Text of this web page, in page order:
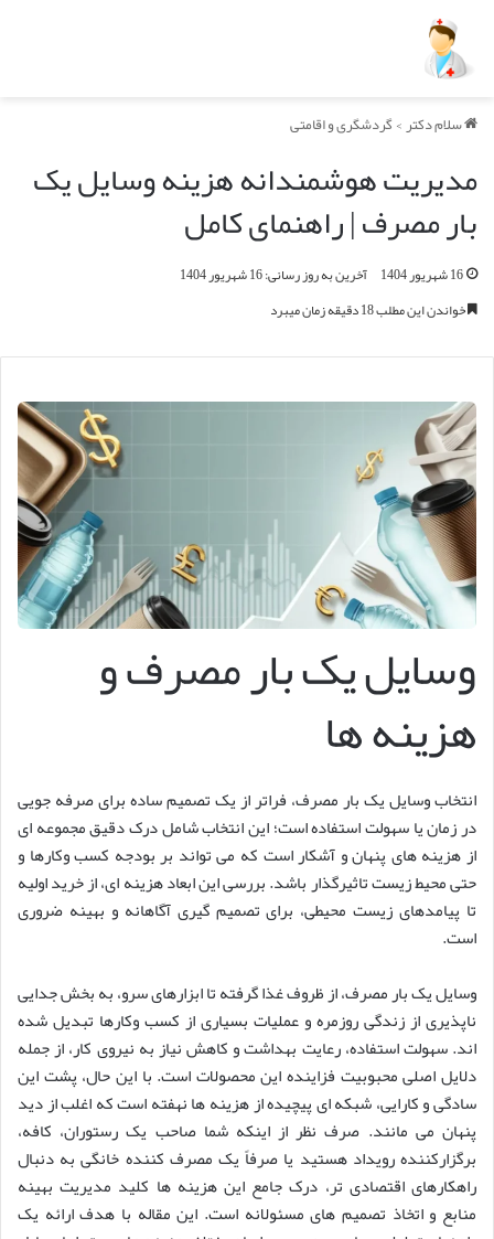
سلام دکتر>گردشگری و اقامتی
مدیریت هوشمندانه هزینه وسایل یک
بار مصرف | راهنمای کامل
16 شهریور 1404
آخرین به روز رسانی: 16 شهریور 1404
خواندن این مطلب 18 دقیقه زمان میبرد
وسایل یک بار مصرف و
هزینه ها
انتخاب وسایل یک بار مصرف، فراتر از یک تصمیم ساده برای صرفه جویی
در زمان یا سهولت استفاده است؛ این انتخاب شامل درک دقیق مجموعه ای
از هزینه های پنهان و آشکار است که می تواند بر بودجه کسب وکارها و
حتی محیط زیست تاثیرگذار باشد. بررسی این ابعاد هزینه ای، از خرید اولیه
تا پیامدهای زیست محیطی، برای تصمیم گیری آگاهانه و بهینه ضروری
است.
وسایل یک بار مصرف، از ظروف غذا گرفته تا ابزارهای سرو، به بخش جدایی
ناپذیری از زندگی روزمره و عملیات بسیاری از کسب وکارها تبدیل شده
اند. سهولت استفاده، رعایت بهداشت و کاهش نیاز به نیروی کار، از جمله
دلایل اصلی محبوبیت فزاینده این محصولات است. با این حال، پشت این
سادگی و کارایی، شبکه ای پیچیده از هزینه ها نهفته است که اغلب از دید
پنهان می مانند. صرف نظر از اینکه شما صاحب یک رستوران، کافه،
برگزارکننده رویداد هستید یا صرفاً یک مصرف کننده خانگی به دنبال
راهکارهای اقتصادی تر، درک جامع این هزینه ها کلید مدیریت بهینه
منابع و اتخاذ تصمیم های مسئولانه است. این مقاله با هدف ارائه یک